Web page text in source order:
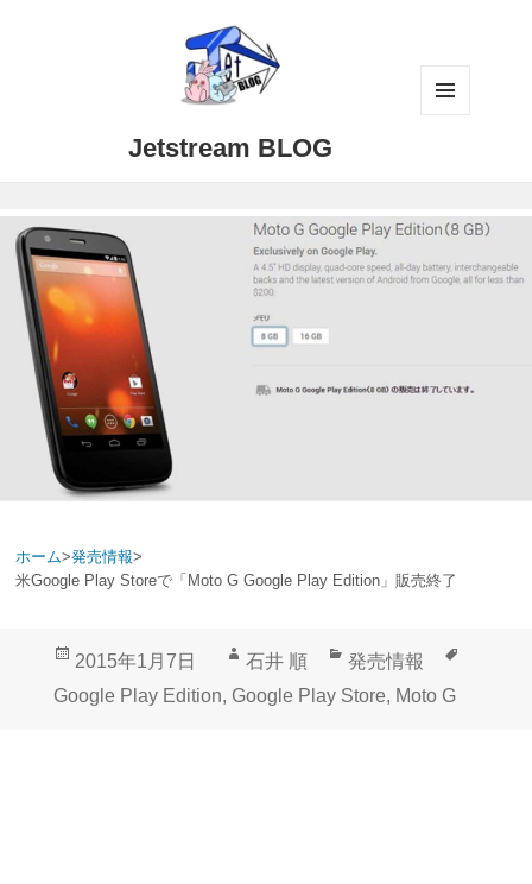
Jetstream BLOG
ホーム>発売情報>
米Google Play Storeで「Moto G Google Play Edition」販売終了
投
稿
2015年1月7日
作
成
石井 順
カ
テ
発売情報
Google Play Edition, Google Play Store, Moto G